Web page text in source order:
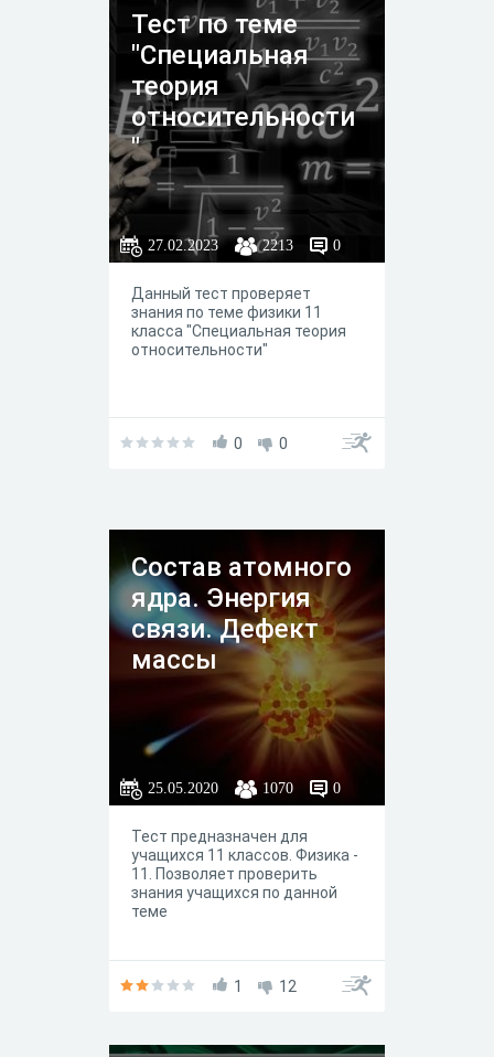
Тест по теме
"Специальная
теория
относительности
"
27.02.2023 2213 0
Данный тест проверяет
знания по теме физики 11
класса "Специальная теория
относительности"
0 0
Состав атомного
ядра. Энергия
связи. Дефект
маcсы
25.05.2020 1070 0
Тест предназначен для
учащихся 11 классов. Физика -
11. Позволяет проверить
знания учащихся по данной
теме
1 12